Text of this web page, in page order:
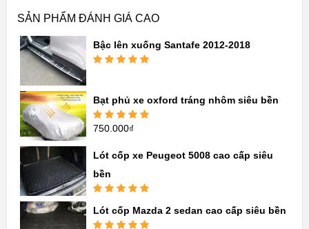
SẢN PHẨM ĐÁNH GIÁ CAO
Bậc lên xuống Santafe 2012-2018
Bạt phủ xe oxford tráng nhôm siêu bền
Được xếp
sao
750.000₫
Lót cốp xe Peugeot 5008 cao cấp siêu
bền
hạng5.005
sao
Lót cốp Mazda 2 sedan cao cấp siêu bền